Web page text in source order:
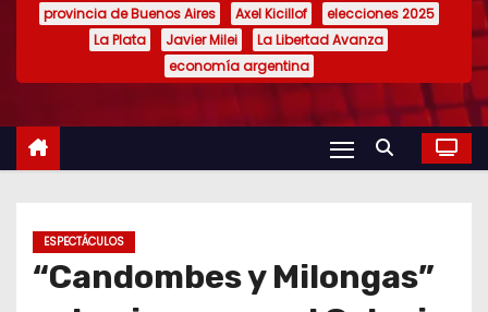
provincia de Buenos Aires Axel Kicillof
elecciones 2025
La Plata
Javier Milei
La Libertad Avanza
economía argentina
ESPECTÁCULOS
“Candombes y Milongas”